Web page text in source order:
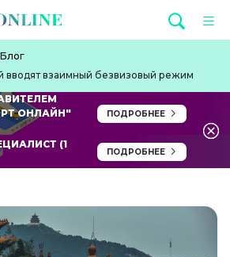
Блог
вводят взаимный безвизовый режим
ОНЛАЙН"
ПОДРОБНЕЕ
(1
ПОДРОБНЕЕ